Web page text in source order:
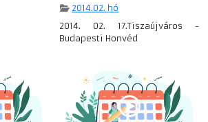
2014.02. hó
2014. 02. 17.Tiszaújváros -
Budapesti Honvéd